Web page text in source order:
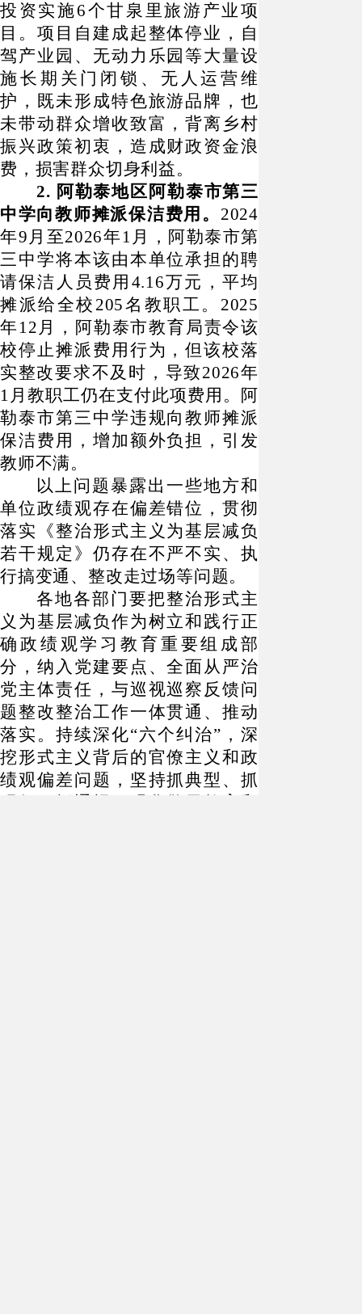
投资实施6个甘泉里旅游产业项
目。项目自建成起整体停业，自
驾产业园、无动力乐园等大量设
施长期关门闭锁、无人运营维
护，既未形成特色旅游品牌，也
未带动群众增收致富，背离乡村
振兴政策初衷，造成财政资金浪
费，损害群众切身利益。
2. 阿勒泰地区阿勒泰市第三
中学向教师摊派保洁费用。 2024
年9月至2026年1月，阿勒泰市第
三中学将本该由本单位承担的聘
请保洁人员费用4.16万元，平均
摊派给全校205名教职工。2025
年12月，阿勒泰市教育局责令该
校停止摊派费用行为，但该校落
实整改要求不及时，导致2026年
1月教职工仍在支付此项费用。阿
勒泰市第三中学违规向教师摊派
保洁费用，增加额外负担，引发
教师不满。
以上问题暴露出一些地方和
单位政绩观存在偏差错位，贯彻
落实《整治形式主义为基层减负
若干规定》仍存在不严不实、执
行搞变通、整改走过场等问题。
各地各部门要把整治形式主
义为基层减负作为树立和践行正
确政绩观学习教育重要组成部
分，纳入党建要点、全面从严治
党主体责任，与巡视巡察反馈问
题整改整治工作一体贯通、推动
落实。持续深化“六个纠治”，深
挖形式主义背后的官僚主义和政
绩观偏差问题，坚持抓典型、抓